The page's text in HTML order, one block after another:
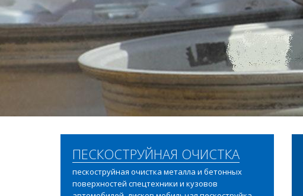
ПЕСКОСТРУЙНАЯ ОЧИСТКА
пескоструйная очистка металла и бетонных
поверхностей спецтехники и кузовов